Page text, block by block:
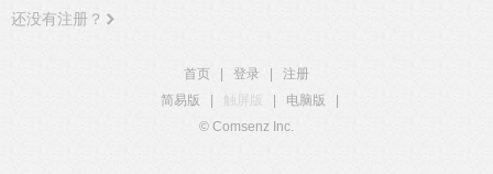
还没有注册？
首页 登录
注册
简易版
触屏版 电脑版
© Comsenz Inc.